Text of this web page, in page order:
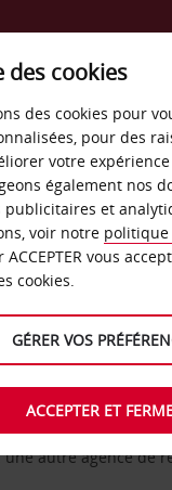
de
une autre agence de
des cookies
des cookies pour
pour des
votre
également nos
publicitaires et
voir notre politique
vous
cookies.
GÉRER VOS
ACCEPTER ET